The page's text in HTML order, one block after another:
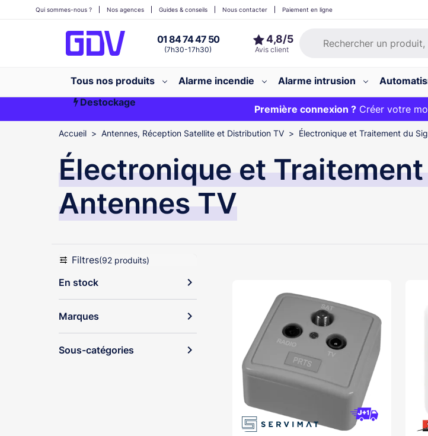
01 84 74 47 50
(7h30-17h30)
Qui sommes-nous ? Nos agences Guides & conseils Nous contacter Paiement en ligne
Tous nos produits Alarme incendie Alarme intrusion
Destockage
Première commande ?20€ OFFERT sur votre panier et
Première connexion ?Créer votre
EXCLU WEB :
Accueil Antennes, Réception Satellite et Distribution TV Électronique et Traitement du
Électronique et
Antennes TV
Filtres(92 produits)
En stock expand_more
Marques expand_more
Sous-catégories expand_more